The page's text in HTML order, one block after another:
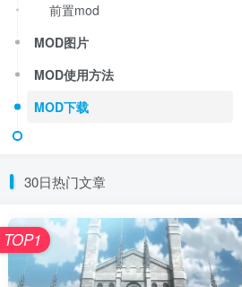
前置mod
MOD图片
MOD使用方法
MOD下载
30日热门文章
TOP1